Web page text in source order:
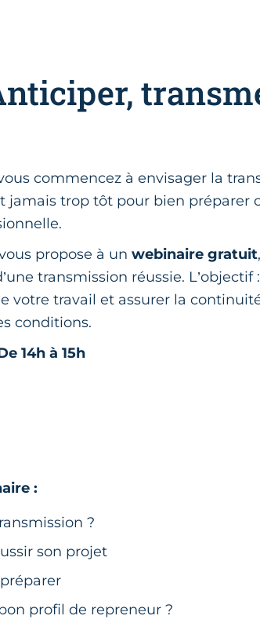
commencez à envisager la
jamais trop tôt pour bien préparer
propose à un webinaire gratuit
transmission réussie. L’objectif
votre travail et assurer la
conditions.
14h à 15h
:
?
son projet
profil de repreneur ?